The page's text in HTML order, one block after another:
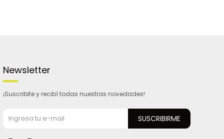
Newsletter
¡Suscribite y recibí todas nuestras novedades!
SUSCRIBIRME